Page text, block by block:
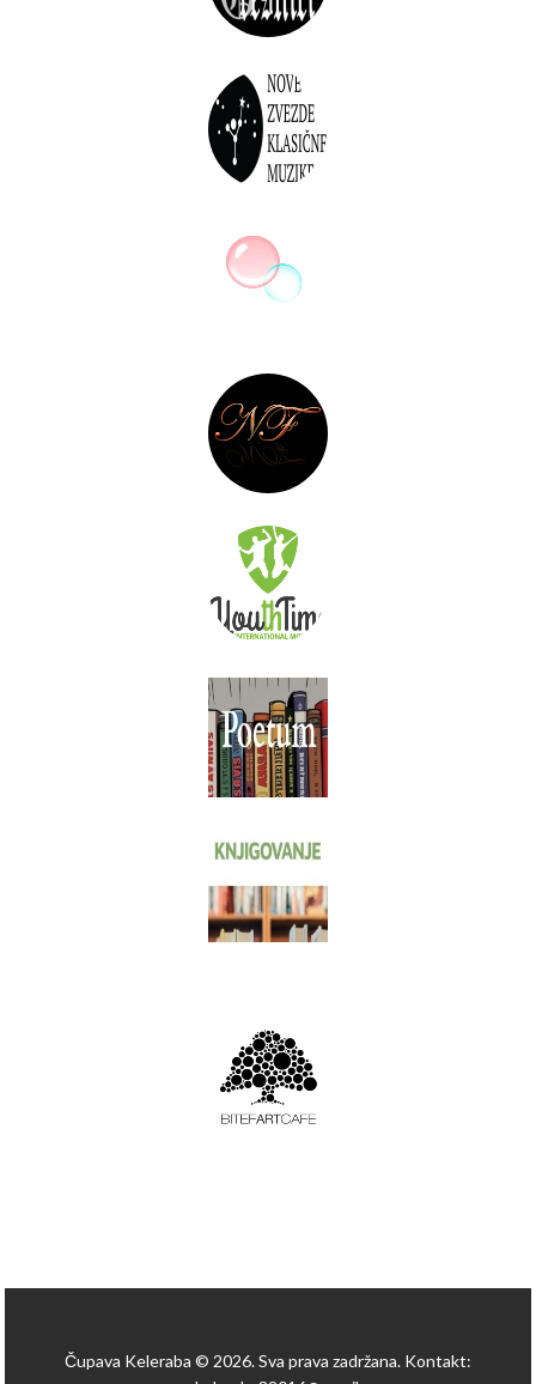
Čupava Keleraba © 2026. Sva prava zadržana. Kontakt: